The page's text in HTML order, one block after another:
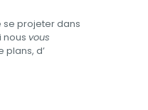
se projeter dans
nous vous
plans, d’​